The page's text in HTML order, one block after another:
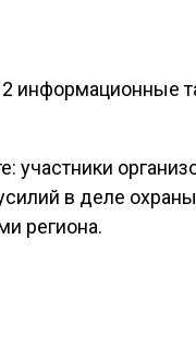
участники
в деле
региона.